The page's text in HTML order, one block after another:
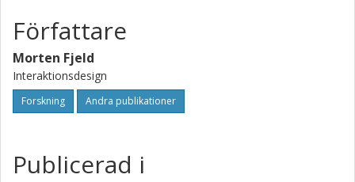
Författare
Morten Fjeld
Interaktionsdesign
Forskning Andra publikationer
Publicerad i